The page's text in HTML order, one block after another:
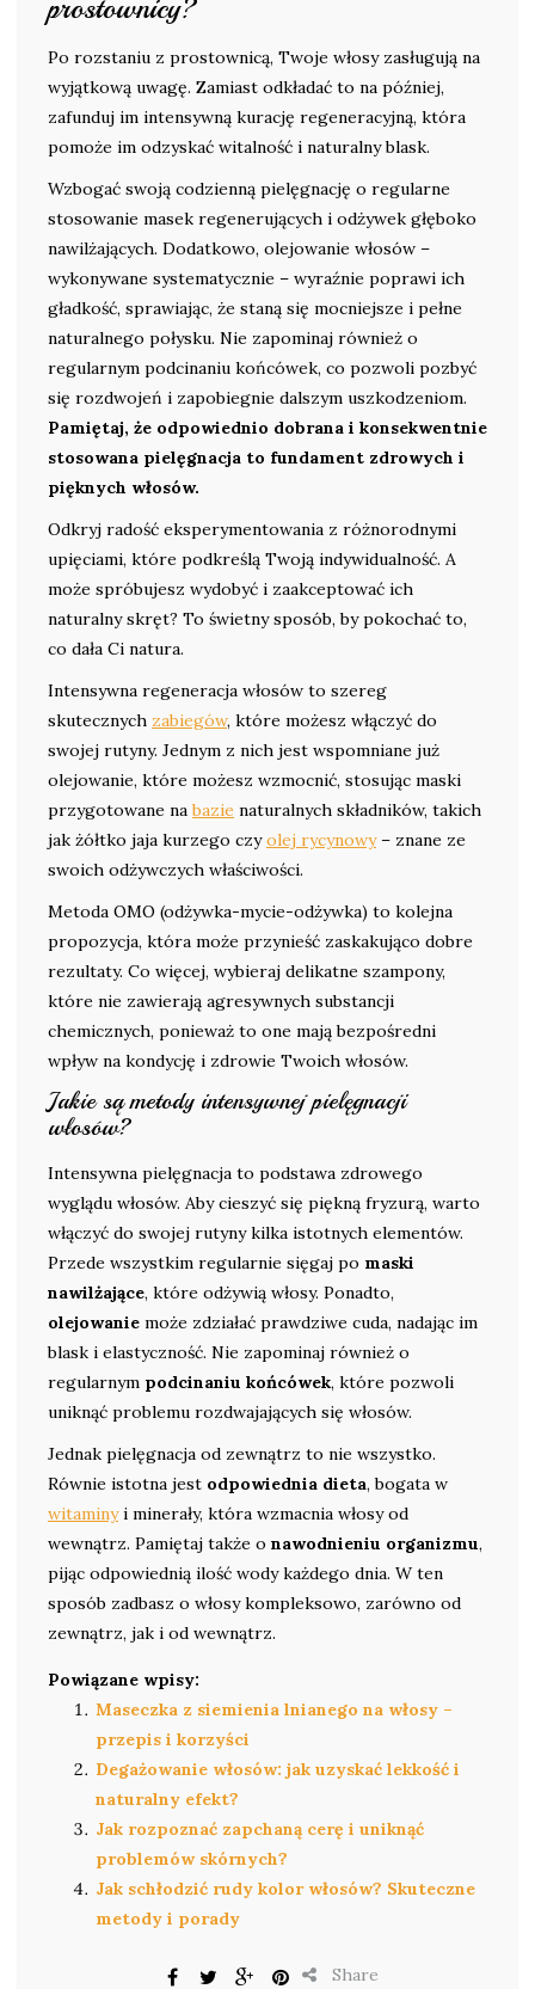
prostownicy?
Po rozstaniu z prostownicą, Twoje włosy zasługują na
wyjątkową uwagę. Zamiast odkładać to na później,
zafunduj im intensywną kurację regeneracyjną, która
pomoże im odzyskać witalność i naturalny blask.
Wzbogać swoją codzienną pielęgnację o regularne
stosowanie masek regenerujących i odżywek głęboko
nawilżających. Dodatkowo, olejowanie włosów –
wykonywane systematycznie – wyraźnie poprawi ich
gładkość, sprawiając, że staną się mocniejsze i pełne
naturalnego połysku. Nie zapominaj również o
regularnym podcinaniu końcówek, co pozwoli pozbyć
się rozdwojeń i zapobiegnie dalszym uszkodzeniom.
Pamiętaj, że odpowiednio dobrana i konsekwentnie
stosowana pielęgnacja to fundament zdrowych i
pięknych włosów.
Odkryj radość eksperymentowania z różnorodnymi
upięciami, które podkreślą Twoją indywidualność. A
może spróbujesz wydobyć i zaakceptować ich
naturalny skręt? To świetny sposób, by pokochać to,
co dała Ci natura.
Intensywna regeneracja włosów to szereg
skutecznych zabiegów, które możesz włączyć do
swojej rutyny. Jednym z nich jest wspomniane już
olejowanie, które możesz wzmocnić, stosując maski
przygotowane nabazie naturalnych składników, takich
jak żółtko jaja kurzego czyolej rycynowy– znane ze
swoich odżywczych właściwości.
Metoda OMO (odżywka-mycie-odżywka) to kolejna
propozycja, która może przynieść zaskakująco dobre
rezultaty. Co więcej, wybieraj delikatne szampony,
które nie zawierają agresywnych substancji
chemicznych, ponieważ to one mają bezpośredni
wpływ na kondycję i zdrowie Twoich włosów.
Jakie są metody intensywnej pielęgnacji
włosów?
Intensywna pielęgnacja to podstawa zdrowego
wyglądu włosów. Aby cieszyć się piękną fryzurą, warto
włączyć do swojej rutyny kilka istotnych elementów.
Przede wszystkim regularnie sięgaj po maski
nawilżające, które odżywią włosy. Ponadto,
olejowanie może zdziałać prawdziwe cuda, nadając im
blask i elastyczność. Nie zapominaj również o
regularnym podcinaniu końcówek, które pozwoli
uniknąć problemu rozdwajających się włosów.
Jednak pielęgnacja od zewnątrz to nie wszystko.
Równie istotna jest odpowiednia dieta, bogata w
witaminyi minerały, która wzmacnia włosy od
wewnątrz. Pamiętaj także o nawodnieniu organizmu,
pijąc odpowiednią ilość wody każdego dnia. W ten
sposób zadbasz o włosy kompleksowo, zarówno od
zewnątrz, jak i od wewnątrz.
Powiązane wpisy:
Maseczka z siemienia lnianego na włosy –
przepis i korzyści
Degażowanie włosów: jak uzyskać lekkość i
naturalny efekt?
Jak rozpoznać zapchaną cerę i uniknąć
problemów skórnych?
Jak schłodzić rudy kolor włosów? Skuteczne
metody i porady
Share